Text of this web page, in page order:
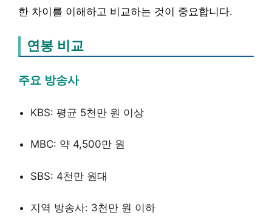
한 차이를 이해하고 비교하는 것이 중요합니다.
연봉 비교
주요 방송사
KBS: 평균 5천만 원 이상
MBC: 약 4,500만 원
SBS: 4천만 원대
지역 방송사: 3천만 원 이하